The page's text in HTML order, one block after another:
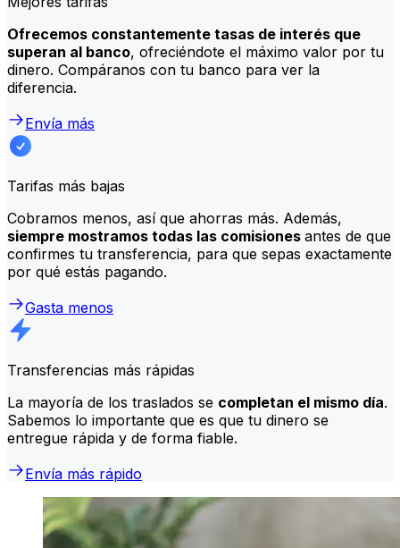
Ofrecemos constantemente tasas de interés que
superan al banco, ofreciéndote el máximo valor por tu
dinero. Compáranos con tu banco para ver la
diferencia.
Envía más
Tarifas más bajas
Cobramos menos, así que ahorras más. Además,
siempre mostramos todas las comisiones antes de que
confirmes tu transferencia, para que sepas exactamente
por qué estás pagando.
Gasta menos
Transferencias más rápidas
La mayoría de los traslados se completan el mismo día.
Sabemos lo importante que es que tu dinero se
entregue rápida y de forma fiable.
Envía más rápido